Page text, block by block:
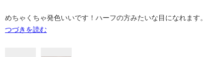
めちゃくちゃ発色いいです！ハーフの方みたいな目になれます。
つづきを読む